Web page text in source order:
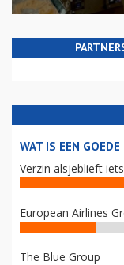
WAT IS EEN
Verzin alsjeblieft
European Airlines
The Blue Group